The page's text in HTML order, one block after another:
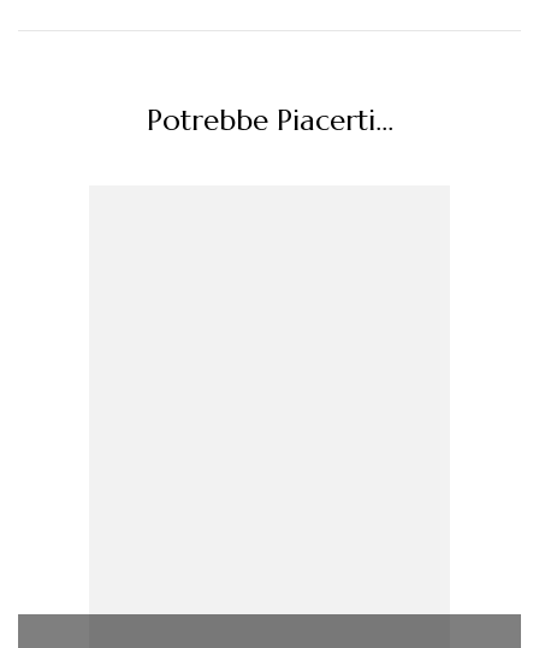
Potrebbe Piacerti...